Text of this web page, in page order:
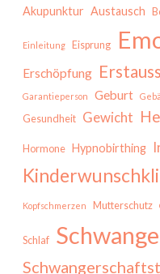
Akupunktur Austausch
Einleitung Eisprung
Erschöpfung
Garantieperson Geburt
Gesundheit Gewicht
Hormone Hypnobirthing
Kopfschmerzen Mutterschutz
Schlaf